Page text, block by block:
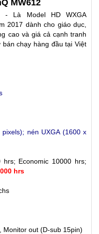
MW612
- Là Model HD WXGA
2017 dành cho giáo dục,
cao và giá cả cạnh tranh
chạy hàng đầu tại Việt
nén UXGA (1600 x
hrs; Economic 10000 hrs;
hrs
Monitor out (D-sub 15pin)